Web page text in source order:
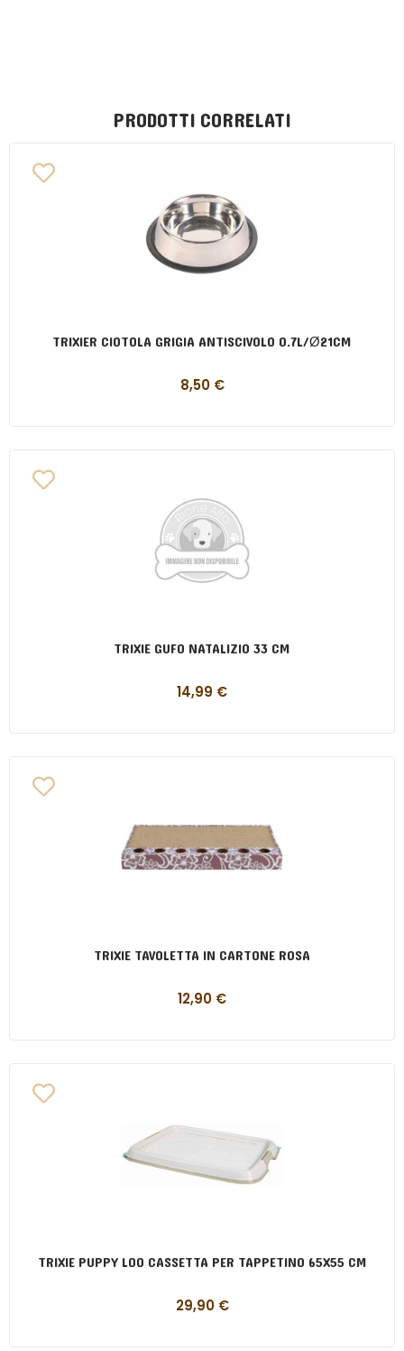
PRODOTTI CORRELATI
TRIXIER CIOTOLA GRIGIA ANTISCIVOLO 0.7L/Ø21CM
8,50 €
TRIXIE GUFO NATALIZIO 33 CM
14,99 €
TRIXIE TAVOLETTA IN CARTONE ROSA
12,90 €
TRIXIE PUPPY LOO CASSETTA PER TAPPETINO 65X55 CM
29,90 €